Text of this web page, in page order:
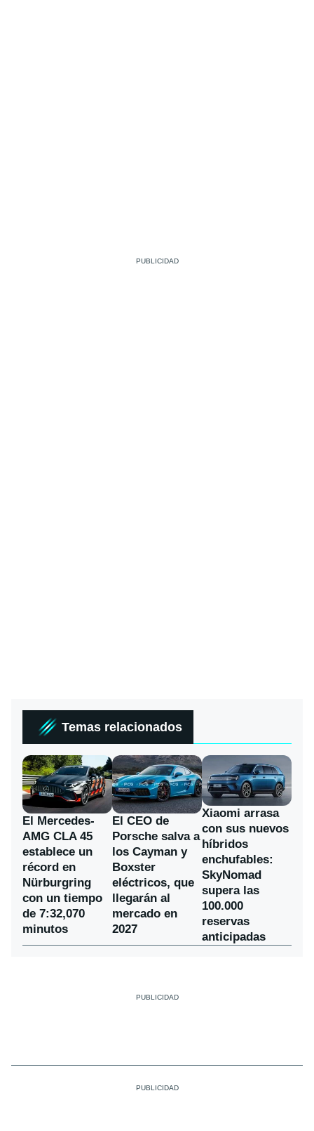
Temas relacionados
El Mercedes-
AMG CLA 45
establece un
récord en
Nürburgring
con un tiempo
de 7:32,070
minutos
El CEO de
Porsche salva a
los Cayman y
Boxster
eléctricos, que
llegarán al
mercado en
2027
Xiaomi arrasa
con sus nuevos
híbridos
enchufables:
SkyNomad
supera las
100.000
reservas
anticipadas